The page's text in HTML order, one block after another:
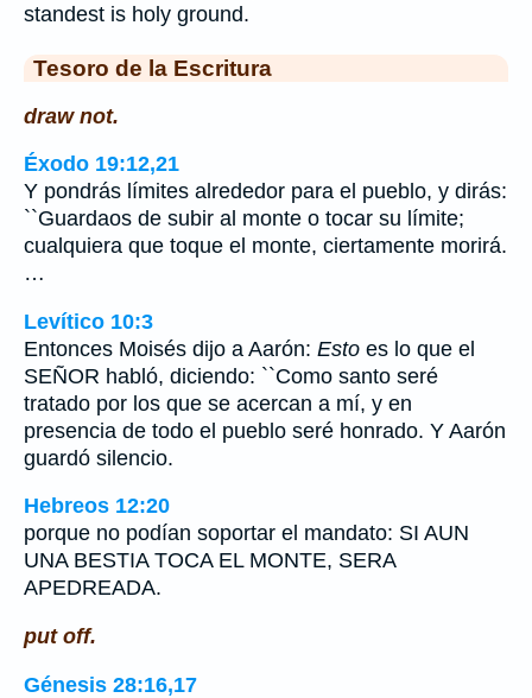
standest is holy ground.
Tesoro de la Escritura
draw not.
Éxodo 19:12,21
Y pondrás límites alrededor para el pueblo, y dirás:
``Guardaos de subir al monte o tocar su límite;
cualquiera que toque el monte, ciertamente morirá.
…
Levítico 10:3
Entonces Moisés dijo a Aarón: Esto es lo que el
SEÑOR habló, diciendo: ``Como santo seré
tratado por los que se acercan a mí, y en
presencia de todo el pueblo seré honrado. Y Aarón
guardó silencio.
Hebreos 12:20
porque no podían soportar el mandato: SI AUN
UNA BESTIA TOCA EL MONTE, SERA
APEDREADA.
put off.
Génesis 28:16,17